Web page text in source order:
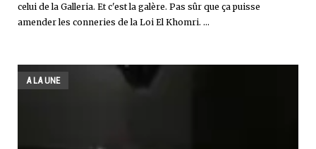
celui de la Galleria. Et c'est la galère. Pas sûr que ça puisse
amender les conneries de la Loi El Khomri. ...
A LA UNE